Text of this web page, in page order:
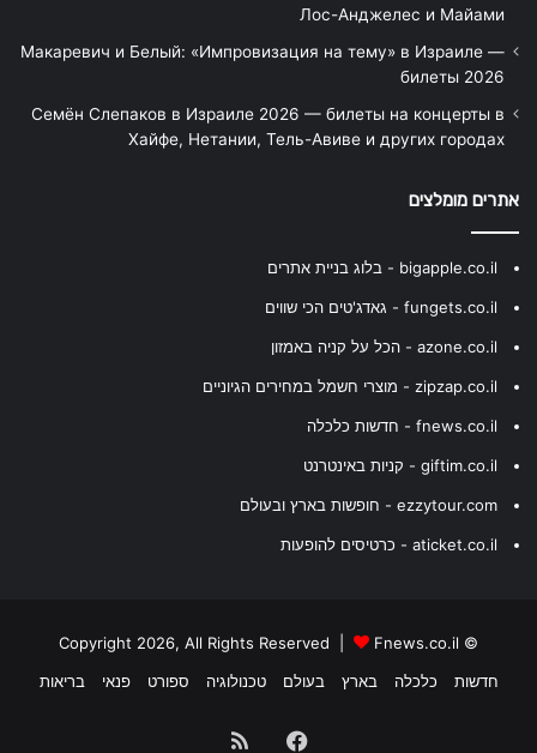
Лос-Анджелес и Майами
Макаревич и Белый: «Импровизация на тему» в Израиле —
билеты 2026
Семён Слепаков в Израиле 2026 — билеты на концерты в
Хайфе, Нетании, Тель-Авиве и других городах
אתרים מומלצים
bigapple.co.il - בלוג בניית אתרים
fungets.co.il - גאדג'טים הכי שווים
azone.co.il - הכל על קניה באמזון
zipzap.co.il - מוצרי חשמל במחירים הגיוניים
fnews.co.il - חדשות כלכלה
giftim.co.il - קניות באינטרנט
ezzytour.com - חופשות בארץ ובעולם
aticket.co.il - כרטיסים להופעות
© Copyright 2026, All Rights Reserved |
Fnews.co.il
חדשות
כלכלה בארץ בעולם טכנולוגיה ספורט פנאי בריאות
Facebook